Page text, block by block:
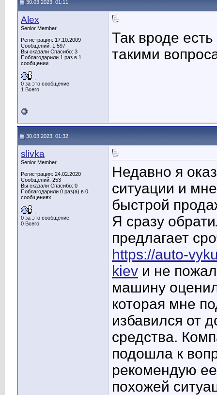
30.03.2023, 01:11
Alex
Senior Member
Регистрация: 17.10.2009
Сообщений: 1,597
Вы сказали Спасибо: 3
Поблагодарили 1 раз в 1
сообщении
:
0 за это сообщение
1 Всего
Так вроде
такими
30.03.2023, 01:32
slivka
Senior Member
Регистрация: 24.02.2020
Сообщений: 253
Вы сказали Спасибо: 0
Поблагодарили 0 раз(а) в 0
сообщениях
:
0 за это сообщение
0 Всего
Недавно я
ситуации и
быстрой
Я сразу
предлагает
https://auto-
kiev и не
машину
которая мне
избавился от
средства.
подошла к
рекомендую ее
похожей